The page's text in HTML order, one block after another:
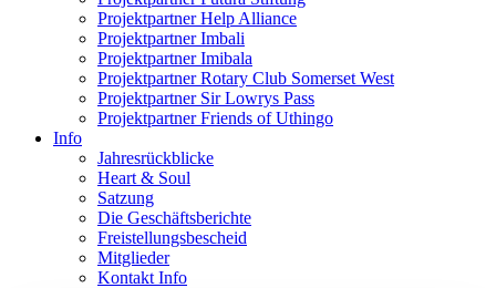
Projektpartner Help Alliance
Projektpartner Imbali
Projektpartner Imibala
Projektpartner Rotary Club Somerset West
Projektpartner Sir Lowrys Pass
Projektpartner Friends of Uthingo
Info
Jahresrückblicke
Heart & Soul
Satzung
Die Geschäftsberichte
Freistellungsbescheid
Mitglieder
Kontakt Info